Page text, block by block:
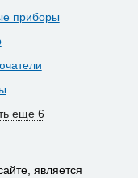
приборы
еще 6
является